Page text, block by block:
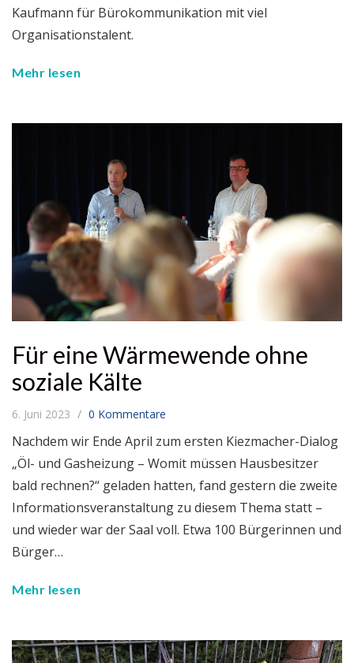
Kaufmann für Bürokommunikation mit viel
Organisationstalent.
Mehr lesen
Für eine Wärmewende ohne
soziale Kälte
6. Juni 2023 0 Kommentare
Nachdem wir Ende April zum ersten Kiezmacher-Dialog
„Öl- und Gasheizung – Womit müssen Hausbesitzer
bald rechnen?“ geladen hatten, fand gestern die zweite
Informationsveranstaltung zu diesem Thema statt –
und wieder war der Saal voll. Etwa 100 Bürgerinnen und
Bürger…
Mehr lesen